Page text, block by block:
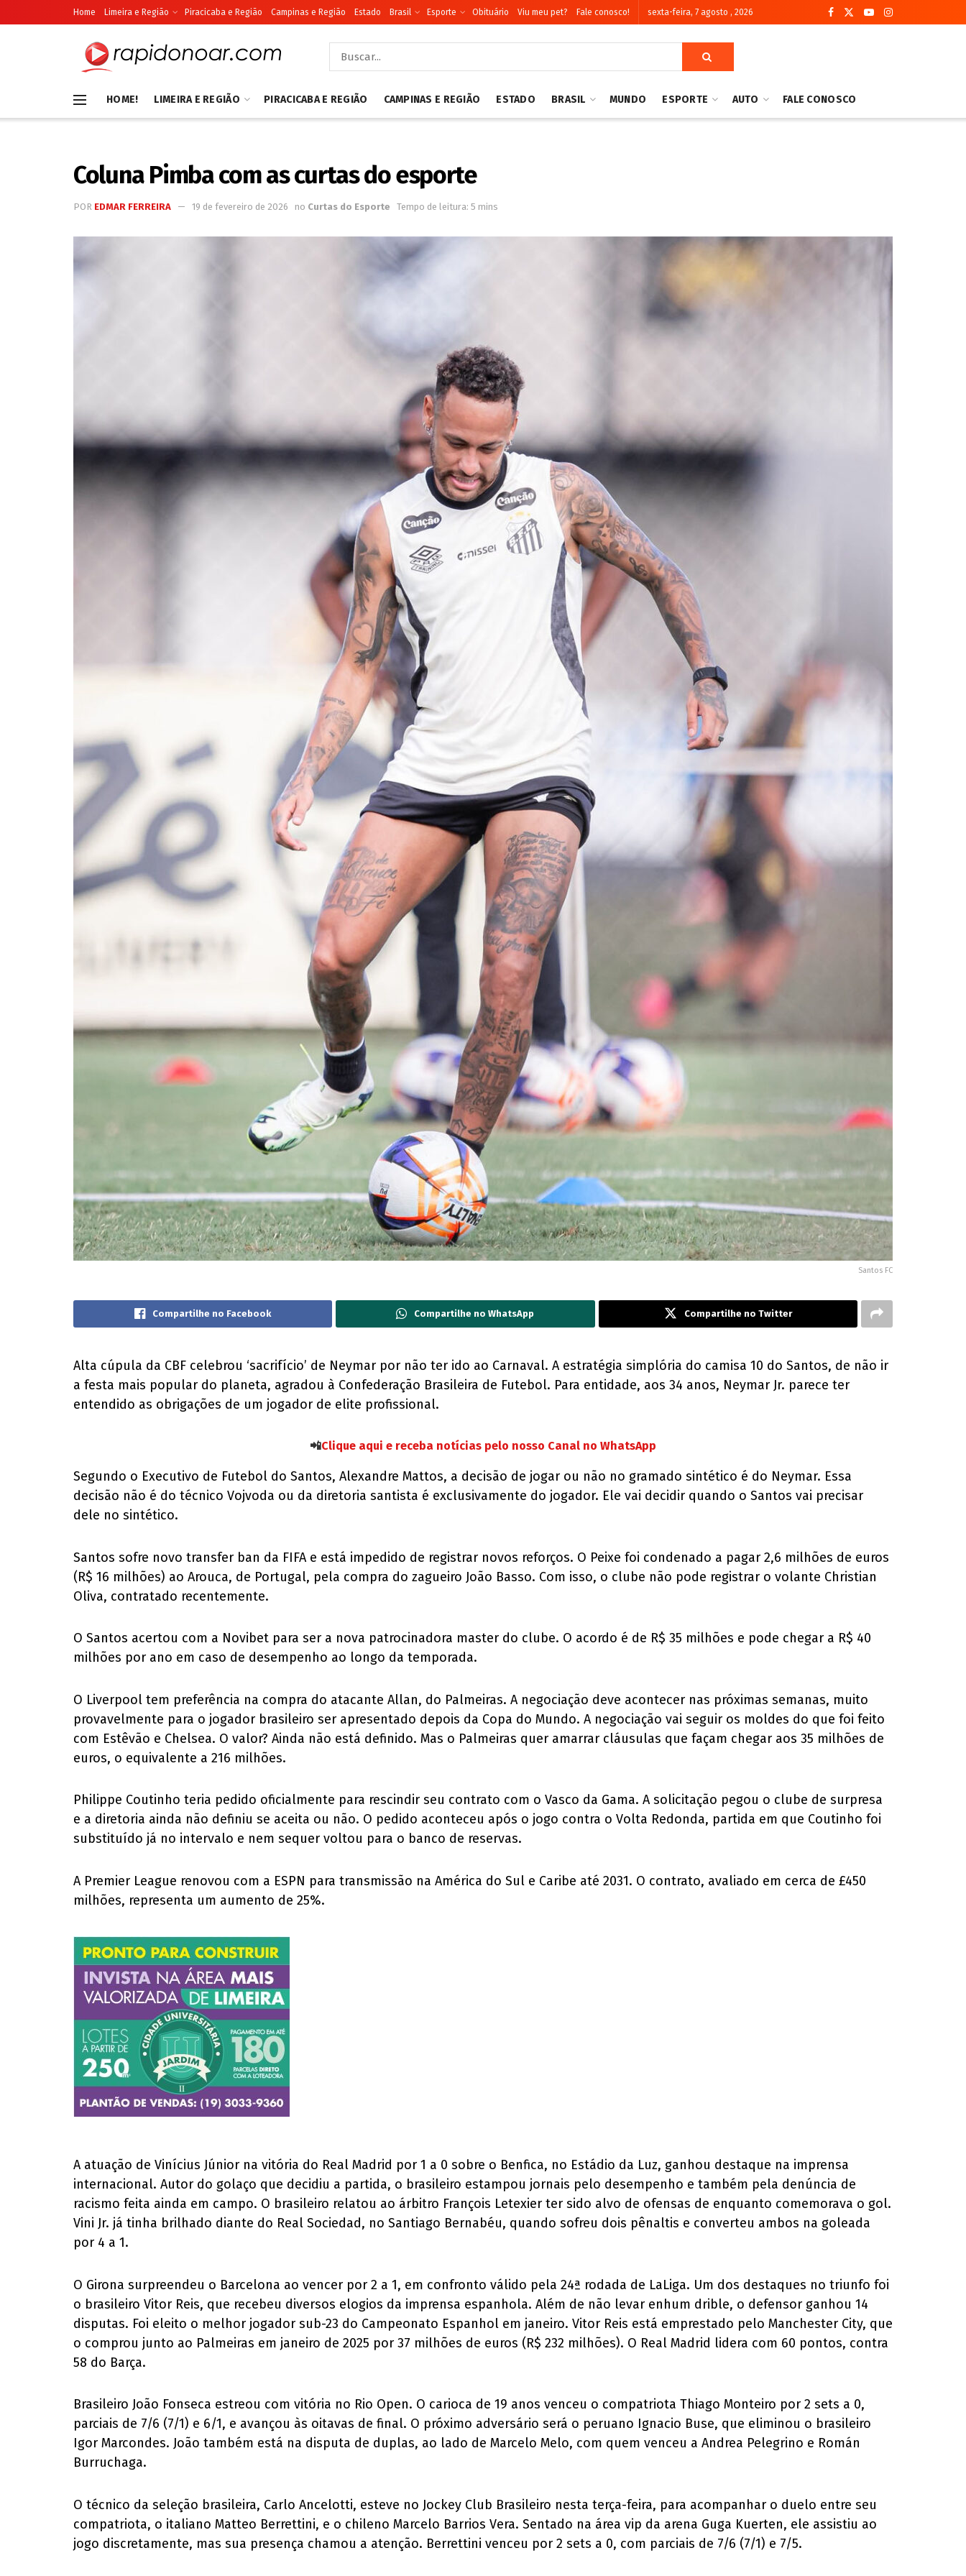
Home Limeira e Região Piracicaba e Região Campinas e Região Estado Brasil Esporte Obituário Viu meu pet? Fale conosco! sexta-feira, 7 agosto , 2026
HOME! LIMEIRA E REGIÃO PIRACICABA E REGIÃO CAMPINAS E REGIÃO ESTADO BRASIL MUNDO ESPORTE AUTO FALE CONOSCO
Coluna Pimba com as curtas do esporte
POR EDMAR FERREIRA 19 de fevereiro de 2026 no Curtas do Esporte Tempo de leitura: 5 mins
Santos FC
Compartilhe no Facebook Compartilhe no WhatsApp Compartilhe no Twitter
Alta cúpula da CBF celebrou ‘sacrifício’ de Neymar por não ter ido ao Carnaval. A estratégia simplória do camisa 10 do Santos, de não ir
a festa mais popular do planeta, agradou à Confederação Brasileira de Futebol. Para entidade, aos 34 anos, Neymar Jr. parece ter
entendido as obrigações de um jogador de elite profissional.
📲Clique aqui e receba notícias pelo nosso Canal no WhatsApp
Segundo o Executivo de Futebol do Santos, Alexandre Mattos, a decisão de jogar ou não no gramado sintético é do Neymar. Essa
decisão não é do técnico Vojvoda ou da diretoria santista é exclusivamente do jogador. Ele vai decidir quando o Santos vai precisar
dele no sintético.
Santos sofre novo transfer ban da FIFA e está impedido de registrar novos reforços. O Peixe foi condenado a pagar 2,6 milhões de euros
(R$ 16 milhões) ao Arouca, de Portugal, pela compra do zagueiro João Basso. Com isso, o clube não pode registrar o volante Christian
Oliva, contratado recentemente.
O Santos acertou com a Novibet para ser a nova patrocinadora master do clube. O acordo é de R$ 35 milhões e pode chegar a R$ 40
milhões por ano em caso de desempenho ao longo da temporada.
O Liverpool tem preferência na compra do atacante Allan, do Palmeiras. A negociação deve acontecer nas próximas semanas, muito
provavelmente para o jogador brasileiro ser apresentado depois da Copa do Mundo. A negociação vai seguir os moldes do que foi feito
com Estêvão e Chelsea. O valor? Ainda não está definido. Mas o Palmeiras quer amarrar cláusulas que façam chegar aos 35 milhões de
euros, o equivalente a 216 milhões.
Philippe Coutinho teria pedido oficialmente para rescindir seu contrato com o Vasco da Gama. A solicitação pegou o clube de surpresa
e a diretoria ainda não definiu se aceita ou não. O pedido aconteceu após o jogo contra o Volta Redonda, partida em que Coutinho foi
substituído já no intervalo e nem sequer voltou para o banco de reservas.
A Premier League renovou com a ESPN para transmissão na América do Sul e Caribe até 2031. O contrato, avaliado em cerca de £450
milhões, representa um aumento de 25%.
A atuação de Vinícius Júnior na vitória do Real Madrid por 1 a 0 sobre o Benfica, no Estádio da Luz, ganhou destaque na imprensa
internacional. Autor do golaço que decidiu a partida, o brasileiro estampou jornais pelo desempenho e também pela denúncia de
racismo feita ainda em campo. O brasileiro relatou ao árbitro François Letexier ter sido alvo de ofensas de enquanto comemorava o gol.
Vini Jr. já tinha brilhado diante do Real Sociedad, no Santiago Bernabéu, quando sofreu dois pênaltis e converteu ambos na goleada
por 4 a 1.
O Girona surpreendeu o Barcelona ao vencer por 2 a 1, em confronto válido pela 24ª rodada de LaLiga. Um dos destaques no triunfo foi
o brasileiro Vitor Reis, que recebeu diversos elogios da imprensa espanhola. Além de não levar enhum drible, o defensor ganhou 14
disputas. Foi eleito o melhor jogador sub-23 do Campeonato Espanhol em janeiro. Vitor Reis está emprestado pelo Manchester City, que
o comprou junto ao Palmeiras em janeiro de 2025 por 37 milhões de euros (R$ 232 milhões). O Real Madrid lidera com 60 pontos, contra
58 do Barça.
Brasileiro João Fonseca estreou com vitória no Rio Open. O carioca de 19 anos venceu o compatriota Thiago Monteiro por 2 sets a 0,
parciais de 7/6 (7/1) e 6/1, e avançou às oitavas de final. O próximo adversário será o peruano Ignacio Buse, que eliminou o brasileiro
Igor Marcondes. João também está na disputa de duplas, ao lado de Marcelo Melo, com quem venceu a Andrea Pelegrino e Román
Burruchaga.
O técnico da seleção brasileira, Carlo Ancelotti, esteve no Jockey Club Brasileiro nesta terça-feira, para acompanhar o duelo entre seu
compatriota, o italiano Matteo Berrettini, e o chileno Marcelo Barrios Vera. Sentado na área vip da arena Guga Kuerten, ele assistiu ao
jogo discretamente, mas sua presença chamou a atenção. Berrettini venceu por 2 sets a 0, com parciais de 7/6 (7/1) e 7/5.